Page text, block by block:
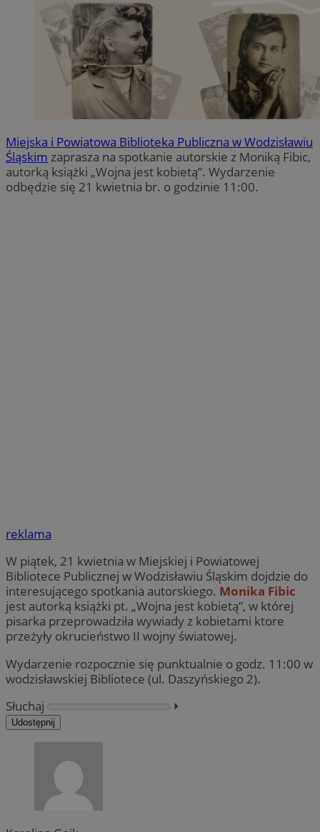
Miejska i Powiatowa Biblioteka Publiczna w Wodzisławiu
Śląskim zaprasza na spotkanie autorskie z Moniką Fibic,
autorką książki „Wojna jest kobietą”. Wydarzenie
odbędzie się 21 kwietnia br. o godzinie 11:00.
reklama
W piątek, 21 kwietnia w Miejskiej i Powiatowej
Bibliotece Publicznej w Wodzisławiu Śląskim dojdzie do
interesującego spotkania autorskiego. Monika Fibic
jest autorką książki pt. „Wojna jest kobietą”, w której
pisarka przeprowadziła wywiady z kobietami ktore
przeżyły okrucieństwo II wojny światowej.
Wydarzenie rozpocznie się punktualnie o godz. 11:00 w
wodzisławskiej Bibliotece (ul. Daszyńskiego 2).
Słuchaj
⏵︎
Udostępnij